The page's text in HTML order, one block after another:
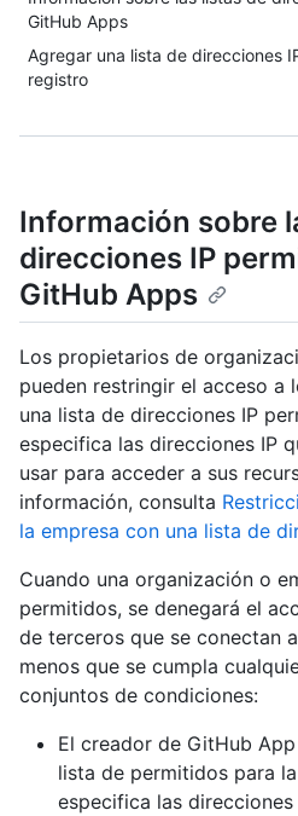
GitHub Apps
Agregar una lista de direcciones
registro
Información sobre
direcciones IP
GitHub Apps
Los propietarios de
pueden restringir el acceso a
una lista de direcciones IP
especifica las direcciones IP
usar para acceder a sus
información, consulta
la empresa con una lista de
Cuando una organización o
permitidos, se denegará el
de terceros que se conectan
menos que se cumpla
conjuntos de condiciones:
El creador de GitHub
lista de permitidos para
especifica las